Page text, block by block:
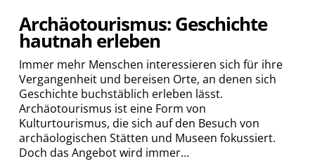
Archäotourismus: Geschichte
hautnah erleben
Immer mehr Menschen interessieren sich für ihre
Vergangenheit und bereisen Orte, an denen sich
Geschichte buchstäblich erleben lässt.
Archäotourismus ist eine Form von
Kulturtourismus, die sich auf den Besuch von
archäologischen Stätten und Museen fokussiert.
Doch das Angebot wird immer…